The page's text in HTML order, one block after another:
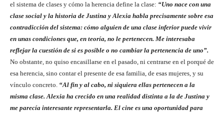
el sistema de clases y cómo la herencia define la clase: “Uno nace con una
clase social y la historia de Justina y Alexia habla precisamente sobre esa
contradicción del sistema: cómo alguien de una clase inferior puede vivir
en unas condiciones que, en teoría, no le pertenecen. Me interesaba
reflejar la cuestión de si es posible o no cambiar la pertenencia de uno”.
No obstante, no quiso encasillarse en el pasado, ni centrarse en el porqué de
esa herencia, sino contar el presente de esa familia, de esas mujeres, y su
vínculo concreto. “Al fin y al cabo, ni siquiera ellas pertenecen a la
misma clase. Alexia ha crecido en una realidad distinta a la de Justina y
me parecía interesante representarla. El cine es una oportunidad para